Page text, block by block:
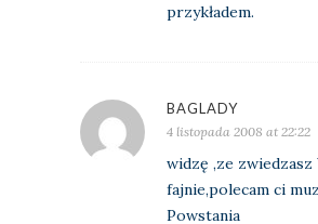
przykładem.
BAGLADY
4 listopada 2008 at 22:22
widzę ,ze zwiedzasz
fajnie,polecam ci
Powstania